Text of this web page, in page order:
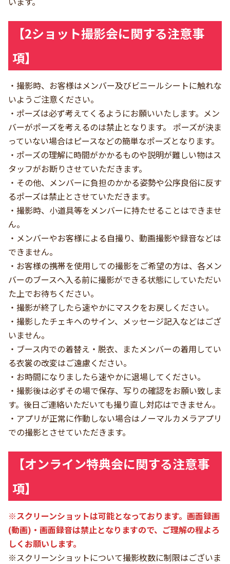
【2ショット撮影会に関する注意事
項】
・撮影時、お客様はメンバー及びビニールシートに触れな
いようご注意ください。
・ポーズは必ず考えてくるようにお願いいたします。メン
バーがポーズを考えるのは禁止となります。 ポーズが決ま
っていない場合はピースなどの簡単なポーズとなります。
・ポーズの理解に時間がかかるものや説明が難しい物はス
タッフがお断りさせていただきます。
・その他、メンバーに負担のかかる姿勢や公序良俗に反す
るポーズは禁止とさせていただきます。
・撮影時、小道具等をメンバーに持たせることはできませ
ん。
・メンバーやお客様による自撮り、動画撮影や録音などは
できません。
・お客様の携帯を使用しての撮影をご希望の方は、各メン
バーのブースへ入る前に撮影ができる状態にしていただい
た上でお待ちください。
・撮影が終了したら速やかにマスクをお戻しください。
・撮影したチェキへのサイン、メッセージ記入などはござ
いません。
・ブース内での着替え・脱衣、またメンバーの着用してい
る衣裳の改変はご遠慮ください。
・お時間になりましたら速やかに退場してください。
・撮影後は必ずその場で保存、写りの確認をお願い致しま
す。後日ご連絡いただいても撮り直し対応はできません。
・アプリが正常に作動しない場合はノーマルカメラアプリ
での撮影とさせていただきます。
【オンライン特典会に関する注意事
項】
※スクリーンショットは可能となっております。画面録画
(動画)・画面録音は禁止となりますので、ご理解の程よろ
しくお願いします。
※スクリーンショットについて撮影枚数に制限はございま